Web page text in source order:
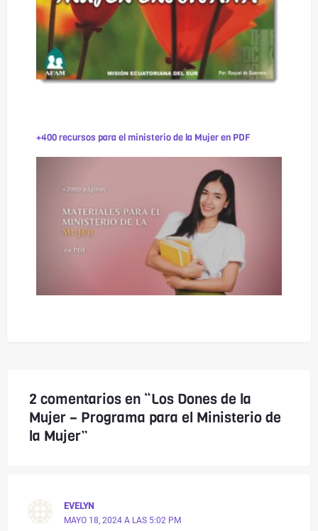
+400 recursos para el ministerio de la Mujer en PDF
2 comentarios en “Los Dones de la
Mujer – Programa para el Ministerio de
la Mujer”
EVELYN
MAYO 18, 2024 A LAS 5:02 PM